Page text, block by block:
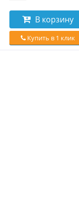
В корзину
Купить в 1 клик